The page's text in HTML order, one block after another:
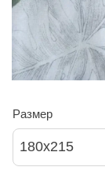
Размер
180х215